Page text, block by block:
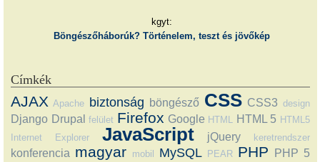
kgyt:
Böngészőháborúk? Történelem, teszt és jövőkép
Címkék
AJAX Apache biztonság böngésző CSS CSS3 design
Django Drupal felület Firefox Google HTML HTML 5 HTML5
Internet Explorer
JavaScript jQuery keretrendszer
konferencia magyar mobil MySQL PEAR PHP PHP 5